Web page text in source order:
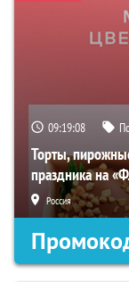
09:19:07
Торты,
праздника на
Россия